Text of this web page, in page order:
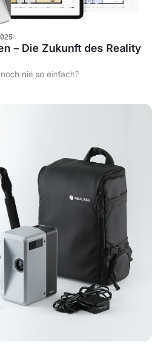
– Die Zukunft des Reality
nie so einfach?